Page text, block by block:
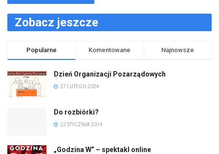
Zobacz jeszcze
Popularne Komentowane Najnowsze
Dzień Organizacji Pozarządowych
27 LUTEGO 2024
Do rozbiórki?
22 STYCZNIA 2014
„Godzina W” – spektakl online